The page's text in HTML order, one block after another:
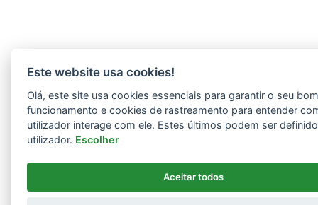
Este website usa cookies!
Olá, este site usa cookies essenciais para garantir o seu
funcionamento e cookies de rastreamento para entender
utilizador interage com ele. Estes últimos podem ser
utilizador. Escolher
Aceitar todos